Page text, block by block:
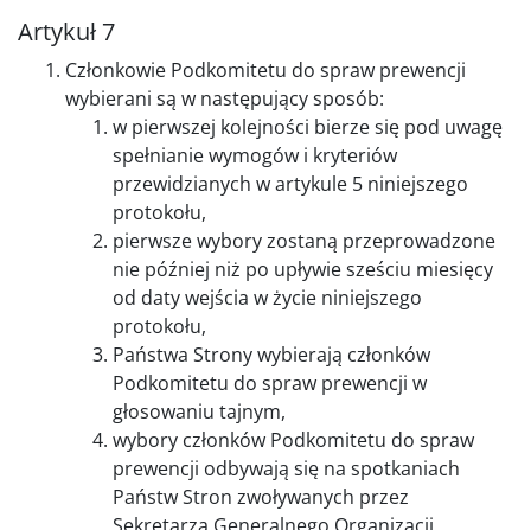
Artykuł 7
Członkowie Podkomitetu do spraw prewencji
wybierani są w następujący sposób:
w pierwszej kolejności bierze się pod uwagę
spełnianie wymogów i kryteriów
przewidzianych w artykule 5 niniejszego
protokołu,
pierwsze wybory zostaną przeprowadzone
nie później niż po upływie sześciu miesięcy
od daty wejścia w życie niniejszego
protokołu,
Państwa Strony wybierają członków
Podkomitetu do spraw prewencji w
głosowaniu tajnym,
wybory członków Podkomitetu do spraw
prewencji odbywają się na spotkaniach
Państw Stron zwoływanych przez